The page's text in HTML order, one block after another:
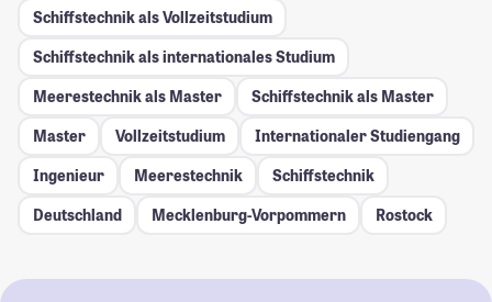
Schiffstechnik als Vollzeitstudium
Schiffstechnik als internationales Studium
Meerestechnik als Master
Schiffstechnik als Master
Master
Vollzeitstudium
Internationaler Studiengang
Ingenieur
Meerestechnik
Schiffstechnik
Deutschland
Mecklenburg-Vorpommern Rostock